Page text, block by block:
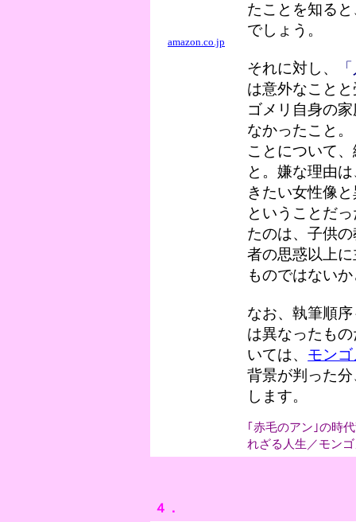
amazon.co.jp
たことを知る
でしょう。
それに対し、
は意外なこと
ゴメリ自身の
なかったこと
ことについて
と。嫌な理由
きたい女性像
ということだ
たのは、子供
者の思惑以上
ものではない
なお、執筆順
は異なったも
いては、 モン
背景が判った
します。
｢赤毛のアン｣の時
れざる人生／モン
４．